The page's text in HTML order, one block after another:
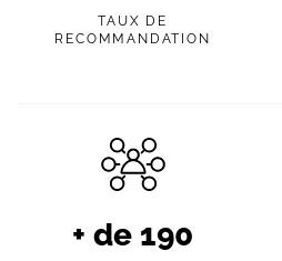
TAUX DE
RECOMMANDATION
+ de 190